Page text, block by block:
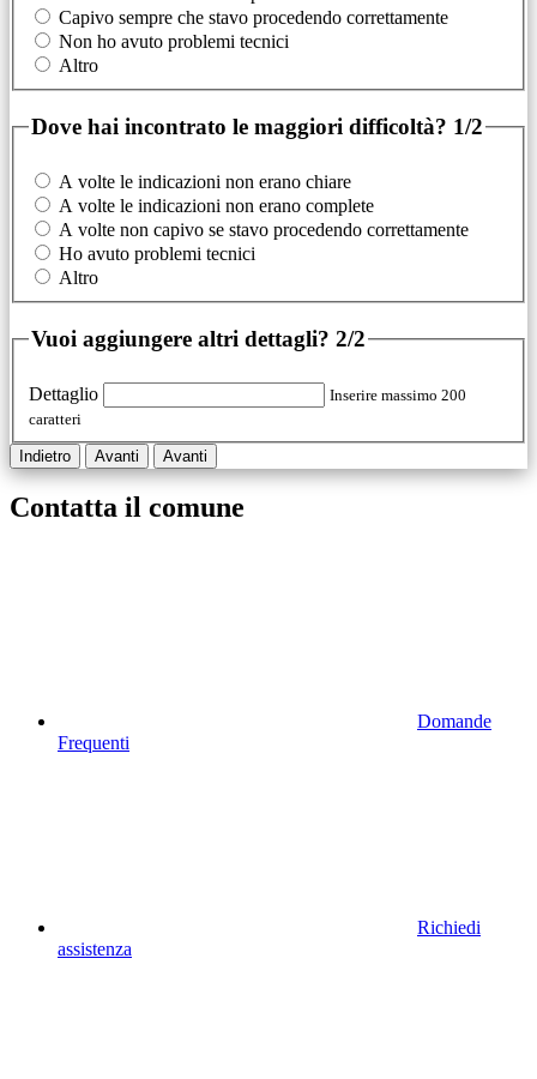
Capivo sempre che stavo procedendo correttamente
Non ho avuto problemi tecnici
Altro
Dove hai incontrato le maggiori difficoltà? 1/2
A volte le indicazioni non erano chiare
A volte le indicazioni non erano complete
A volte non capivo se stavo procedendo correttamente
Ho avuto problemi tecnici
Altro
Vuoi aggiungere altri dettagli? 2/2
Dettaglio
Inserire massimo 200
caratteri
Indietro Avanti Avanti
Contatta il comune
Domande
Frequenti
Richiedi
assistenza